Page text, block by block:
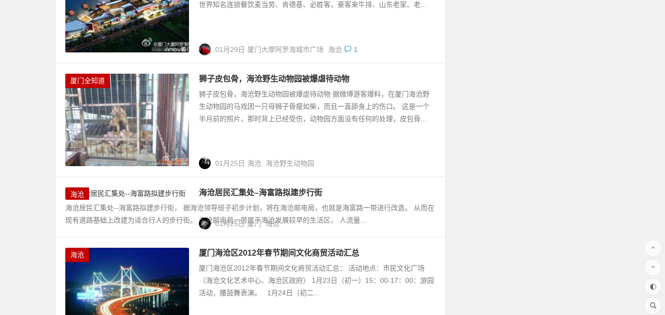
世界知名连锁餐饮麦当劳、肯德基、必胜客，豪客来牛排、山东老家、老...
01月29日 厦门大摩阿罗海城市广场 海沧 1
厦门全知道 狮子皮包骨，海沧野生动物园被爆虐待动物
狮子皮包骨，海沧野生动物园被爆虐待动物 据微博游客爆料，在厦门海沧野
生动物园的马戏团一只母狮子骨瘦如柴，而且一直舔身上的伤口。 这是一个
半月前的照片，那时背上已经受伤，动物园方面没有任何的处理，皮包骨...
01月25日 海沧 海沧野生动物园
海沧 海沧居民汇集处–海富路拟建步行街
海沧居民汇集处--海富路拟建步行街， 据海沧领导班子初步计划，将在海沧邮电局，也就是海富路一带进行改造。 从而在
现有道路基础上改建为适合行人的步行街。 海沧邮电局一带属于海沧发展较早的生活区， 人流量...
01月25日 厦门 海沧
海沧 厦门海沧区2012年春节期间文化商贸活动汇总
厦门海沧区2012年春节期间文化商贸活动汇总： 活动地点：市民文化广场
（海沧文化艺术中心、海沧区政府） 1月23日（初一）15：00-17：00：游园
活动，腰鼓舞表演。 1月24日（初二...